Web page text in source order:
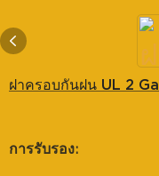
ฝาครอบกันฝน UL 2
การรับรอง: